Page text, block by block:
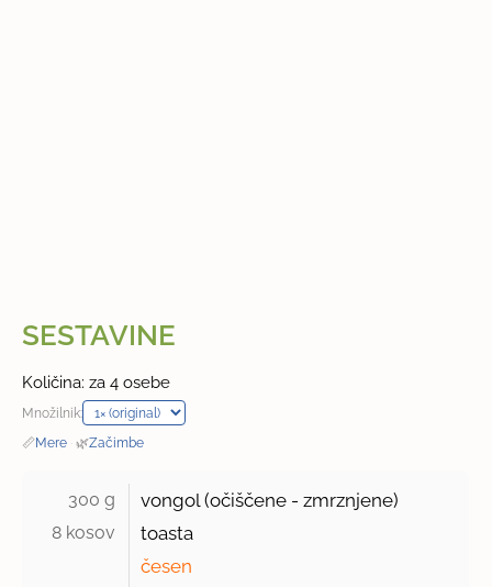
SESTAVINE
Količina: za 4 osebe
Množilnik:
📏Mere · 🌿Začimbe
300 g vongol (očiščene - zmrznjene)
8 kosov
toasta
česen